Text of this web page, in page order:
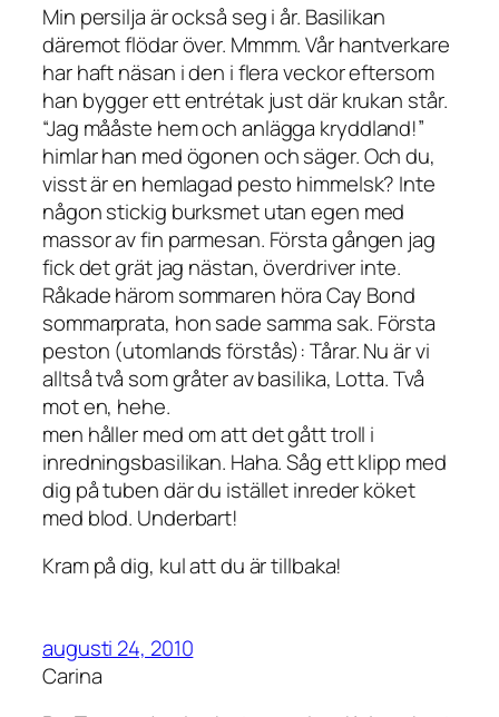
Min persilja är också seg i år. Basilikan
däremot flödar över. Mmmm. Vår hantverkare
har haft näsan i den i flera veckor eftersom
han bygger ett entrétak just där krukan står.
“Jag mååste hem och anlägga kryddland!”
himlar han med ögonen och säger. Och du,
visst är en hemlagad pesto himmelsk? Inte
någon stickig burksmet utan egen med
massor av fin parmesan. Första gången jag
fick det grät jag nästan, överdriver inte.
Råkade härom sommaren höra Cay Bond
sommarprata, hon sade samma sak. Första
peston (utomlands förstås): Tårar. Nu är vi
alltså två som gråter av basilika, Lotta. Två
mot en, hehe.
men håller med om att det gått troll i
inredningsbasilikan. Haha. Såg ett klipp med
dig på tuben där du istället inreder köket
med blod. Underbart!
Kram på dig, kul att du är tillbaka!
augusti 24, 2010
Carina